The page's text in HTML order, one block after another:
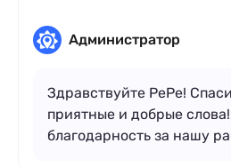
Администратор
Здравствуйте PePe!
приятные и добрые
благодарность за нашу